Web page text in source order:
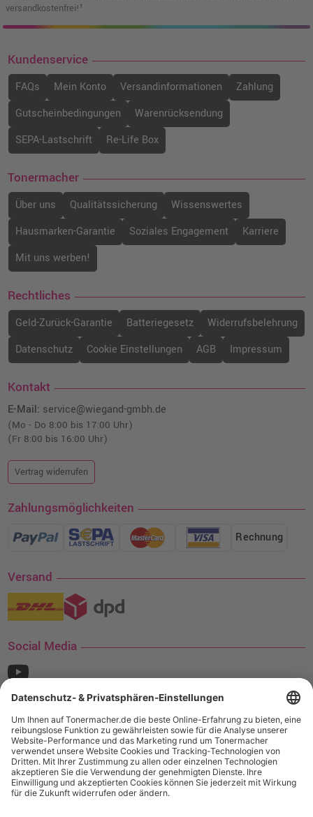
versandkostenfrei!¹
Kundenservice
FAQs Mein Konto Versandinformationen
Zahlung
Gutscheinbedingungen
Warenrücksendung
SEPA-Lastschrift
Re-Life Box
Tonermacher
Über uns Qualitätssicherung
Wissenswertes
Hausmarken-Garantie
Soziales Engagement
Karriere
Mit uns werben!
Rechtliches
Geld-Zurück-Garantie Batteriegesetz
Widerrufsbelehrung
Datenschutz
Cookie Einstellungen AGB Impressum
Kontakt
E-Mail: service@wiegand-gmbh.de
(Mo - Do 8:00 bis 17:00 Uhr)
(Fr 8:00 bis 16:00 Uhr)
Vertrag widerrufen
Zahlungsmöglichkeiten
Rechnung
Versand
Social Media
¹ Nur gültig für den Versand innerhalb Deutschlands. Befindet sich ein Warenwert
von mindestens 35€ (inkl. Mwst.) an Ampertec Artikeln in Ihrem Warenkorb, ist der
Versand für Sie kostenfrei.